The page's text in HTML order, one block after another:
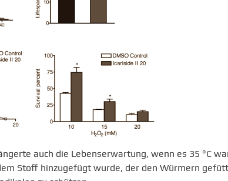
auch die Lebenserwartung, wenn es 35 °C
Stoff hinzugefügt wurde, der den Würmern